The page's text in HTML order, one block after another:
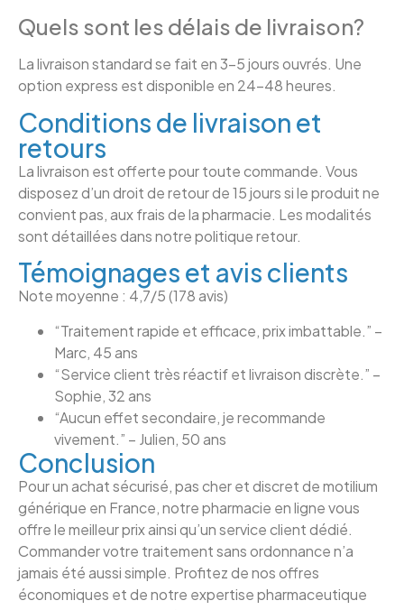
Quels sont les délais de livraison?
La livraison standard se fait en 3–5 jours ouvrés. Une
option express est disponible en 24–48 heures.
Conditions de livraison et
retours
La livraison est offerte pour toute commande. Vous
disposez d’un droit de retour de 15 jours si le produit ne
convient pas, aux frais de la pharmacie. Les modalités
sont détaillées dans notre politique retour.
Témoignages et avis clients
Note moyenne : 4,7/5 (178 avis)
“Traitement rapide et efficace, prix imbattable.” –
Marc, 45 ans
“Service client très réactif et livraison discrète.” –
Sophie, 32 ans
“Aucun effet secondaire, je recommande
vivement.” – Julien, 50 ans
Conclusion
Pour un achat sécurisé, pas cher et discret de motilium
générique en France, notre pharmacie en ligne vous
offre le meilleur prix ainsi qu’un service client dédié.
Commander votre traitement sans ordonnance n’a
jamais été aussi simple. Profitez de nos offres
économiques et de notre expertise pharmaceutique